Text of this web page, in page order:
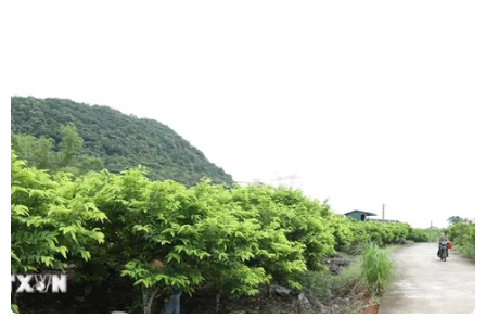
Trang FCBayern.com đã trích những câu trả lời
hay nhất của chân sút xứ Bavaria này.
- Anh đang đối phó ra sao với tình hình hiện nay?
Thomas Mueller:Đương nhiên tình hình có vẻ
nguy hiểm. Nhưng chúng ta không bao giờ được
đánh mất cái nhìn tích cực. Chúng ta phải làm
những gì tốt nhất trong điều kiện hiện tại.